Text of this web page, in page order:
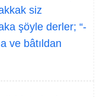
siz
şöyle derler; “-
ve bâtıldan